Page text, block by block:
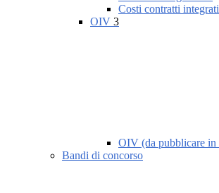
Costi contratti
OIV 3
OIV (da pubblicare in
Bandi di concorso